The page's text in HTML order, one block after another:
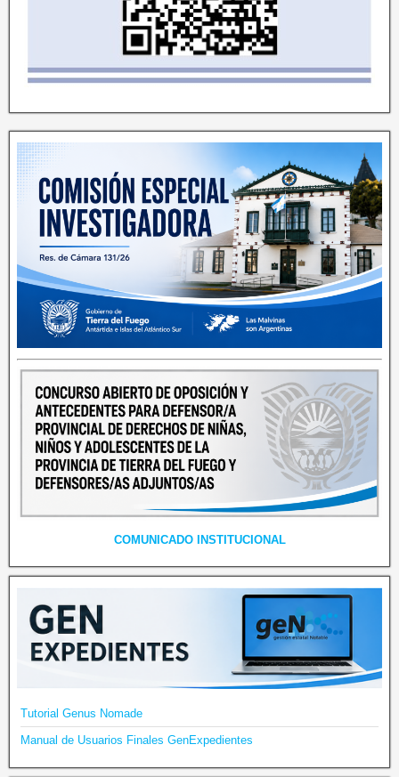
COMUNICADO INSTITUCIONAL
Tutorial Genus Nomade
Manual de Usuarios Finales GenExpedientes